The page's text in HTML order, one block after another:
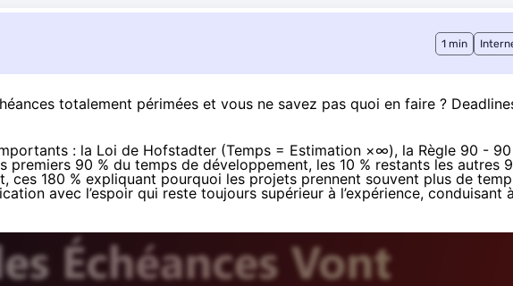
1 min
totalement périmées et vous ne savez pas quoi en faire ?
: la Loi de Hofstadter (Temps = Estimation ×∞), la Règle 90 - 90
premiers 90 % du temps de développement, les 10 % restants les autres
ces 180 % expliquant pourquoi les projets prennent souvent plus de
avec l’espoir qui reste toujours supérieur à l’expérience, conduisant